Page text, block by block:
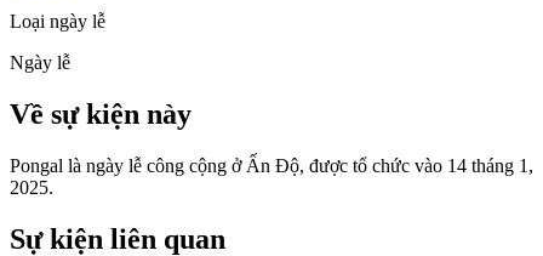
Loại ngày lễ
Ngày lễ
Về sự kiện này
Pongal là ngày lễ công cộng ở Ấn Độ, được tổ chức vào 14 tháng 1,
2025.
Sự kiện liên quan